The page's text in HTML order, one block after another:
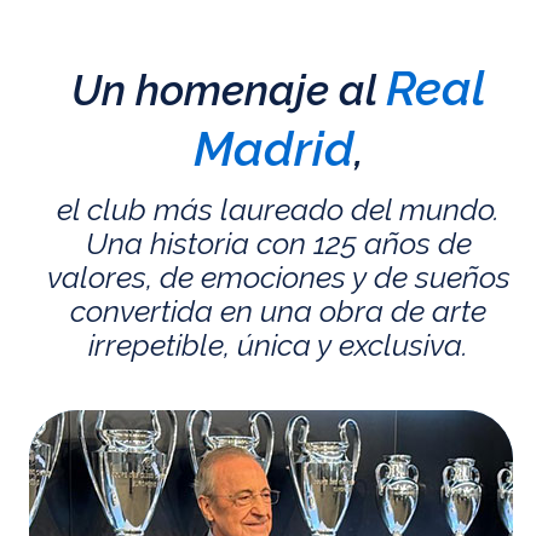
Un homenaje alReal
Madrid,
el club más laureado del mundo.
Una historia con 125 años de
valores, de emociones y de sueños
convertida en una obra de arte
irrepetible, única y exclusiva.